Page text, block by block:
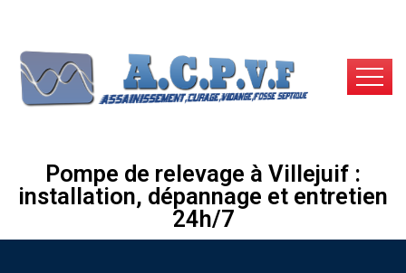
Pompe de relevage à Villejuif :
installation, dépannage et entretien
24h/7